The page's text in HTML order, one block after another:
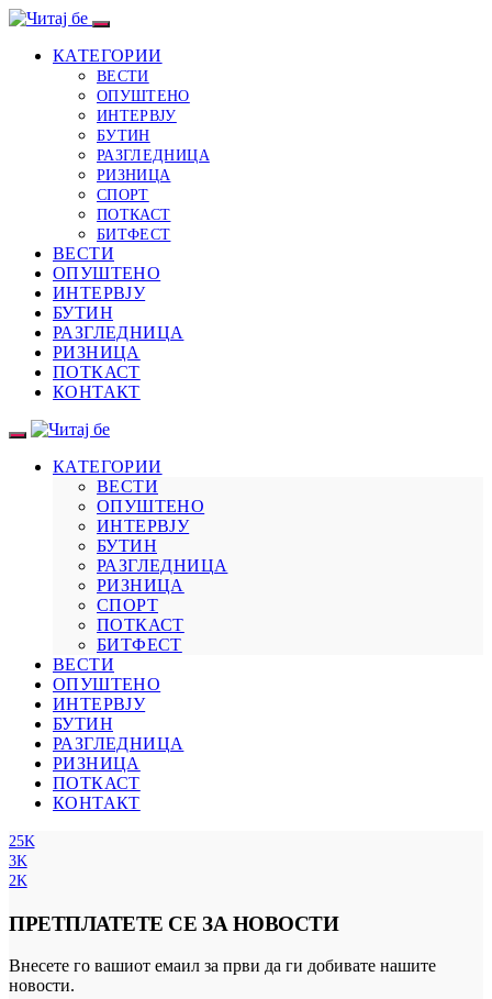
КАТЕГОРИИ
ВЕСТИ
ОПУШТЕНО
ИНТЕРВЈУ
БУТИН
РАЗГЛЕДНИЦА
РИЗНИЦА
СПОРТ
ПОТКАСТ
БИТФЕСТ
ВЕСТИ
ОПУШТЕНО
ИНТЕРВЈУ
БУТИН
РАЗГЛЕДНИЦА
РИЗНИЦА
ПОТКАСТ
КОНТАКТ
КАТЕГОРИИ
ВЕСТИ
ОПУШТЕНО
ИНТЕРВЈУ
БУТИН
РАЗГЛЕДНИЦА
РИЗНИЦА
СПОРТ
ПОТКАСТ
БИТФЕСТ
ВЕСТИ
ОПУШТЕНО
ИНТЕРВЈУ
БУТИН
РАЗГЛЕДНИЦА
РИЗНИЦА
ПОТКАСТ
КОНТАКТ
25K
3K
2K
ПРЕТПЛАТЕТЕ СЕ ЗА НОВОСТИ
Внесете го вашиот емаил за први да ги добивате нашите
новости.